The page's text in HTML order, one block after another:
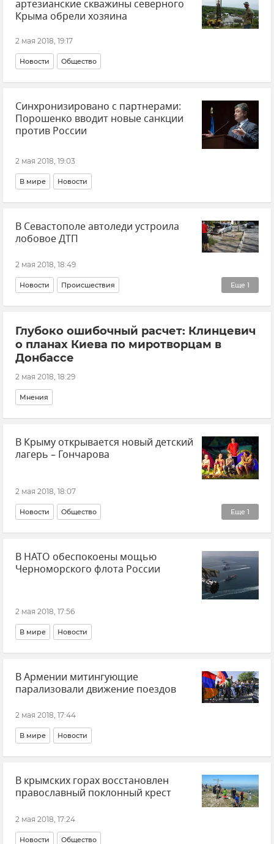
артезианские скважины северного
Крыма обрели хозяина
2 мая 2018, 19:17
Новости Общество
Синхронизировано с партнерами:
Порошенко вводит новые санкции
против России
2 мая 2018, 19:03
В мире Новости
В Севастополе автоледи устроила
лобовое ДТП
2 мая 2018, 18:49
Еще 1
Новости Происшествия
Ситуация на дорогах Крыма
Глубоко ошибочный расчет: Клинцевич
о планах Киева по миротворцам в
Донбассе
2 мая 2018, 18:29
Мнения
В Крыму открывается новый детский
лагерь – Гончарова
2 мая 2018, 18:07
Еще 1
Новости Общество
Курортный сезон-2018 в Крыму
В НАТО обеспокоены мощью
Черноморского флота России
2 мая 2018, 17:56
В мире Новости
В Армении митингующие
парализовали движение поездов
2 мая 2018, 17:44
В мире Новости
В крымских горах восстановлен
православный поклонный крест
2 мая 2018, 17:24
Новости Общество